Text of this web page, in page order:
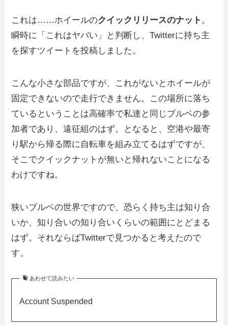
これは……ホイールのクイックリリースのナット 。
瞬時に「これはヤバい」と判断し、Twitterに持ち主
を探すツイートを投稿しました。
こんな小さな部品ですが、これがないとホイールが
固定できないので走行できません。この場所に落ち
ているということは高確率で私達と同じブルベの参
加者であり、遠征組のはず。となると、空港や最寄
り駅から帰る際に自転車を組み立てるはずですが、
そこでクイックナットが無いと帰れないことになる
わけですね。
狭いブルベの世界ですので、恐らく持ち主は知り合
いか、知り合いの知り合いくらいの範囲にとどまる
はず。それならばTwitterで見つかると考えたので
す。
あわせて読みたい
Account Suspended